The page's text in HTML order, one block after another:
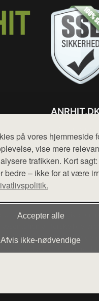
på vores hjemmeside
vise mere
trafikken. Kort
bedre – ikke for at være
Accepter alle
Afvis ikke‑nødvendige
Mail:
Cookie- og
af want.dk, der udgiver en
af forskellige
sælges ikke varer fra
som sælger varen. Vi har